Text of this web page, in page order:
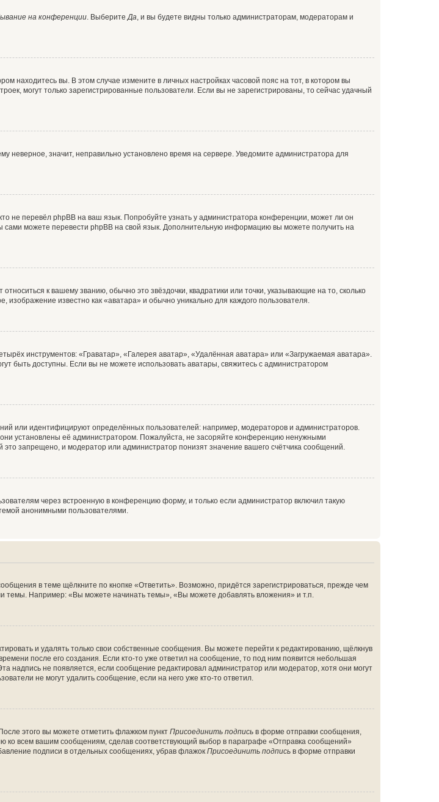
на конференции. ВыберитеДа, и вы будете видны только администраторам, модераторам и
находитесь вы. В этом случае измените в личных настройках часовой пояс на тот, в котором вы
могут только зарегистрированные пользователи. Если вы не зарегистрированы, то сейчас удачный
неверное, значит, неправильно установлено время на сервере. Уведомите администратора для
не перевёл phpBB на ваш язык. Попробуйте узнать у администратора конференции, может ли он
сами можете перевести phpBB на свой язык. Дополнительную информацию вы можете получить на
к вашему званию, обычно это звёздочки, квадратики или точки, указывающие на то, сколько
известно как «аватара» и обычно уникально для каждого пользователя.
инструментов: «Граватар», «Галерея аватар», «Удалённая аватара» или «Загружаемая аватара».
быть доступны. Если вы не можете использовать аватары, свяжитесь с администратором
или идентифицируют определённых пользователей: например, модераторов и администраторов.
установлены её администратором. Пожалуйста, не засоряйте конференцию ненужными
запрещено, и модератор или администратор понизят значение вашего счётчика сообщений.
через встроенную в конференцию форму, и только если администратор включил такую
анонимными пользователями.
в теме щёлкните по кнопке «Ответить». Возможно, придётся зарегистрироваться, прежде чем
темы. Например: «Вы можете начинать темы», «Вы можете добавлять вложения» и т.п.
и удалять только свои собственные сообщения. Вы можете перейти к редактированию, щёлкнув
после его создания. Если кто-то уже ответил на сообщение, то под ним появится небольшая
надпись не появляется, если сообщение редактировал администратор или модератор, хотя они могут
не могут удалить сообщение, если на него уже кто-то ответил.
этого вы можете отметить флажком пункт Присоединить подпись в форме отправки сообщения,
ко всем вашим сообщениям, сделав соответствующий выбор в параграфе «Отправка сообщений»
подписи в отдельных сообщениях, убрав флажок Присоединить подпись в форме отправки